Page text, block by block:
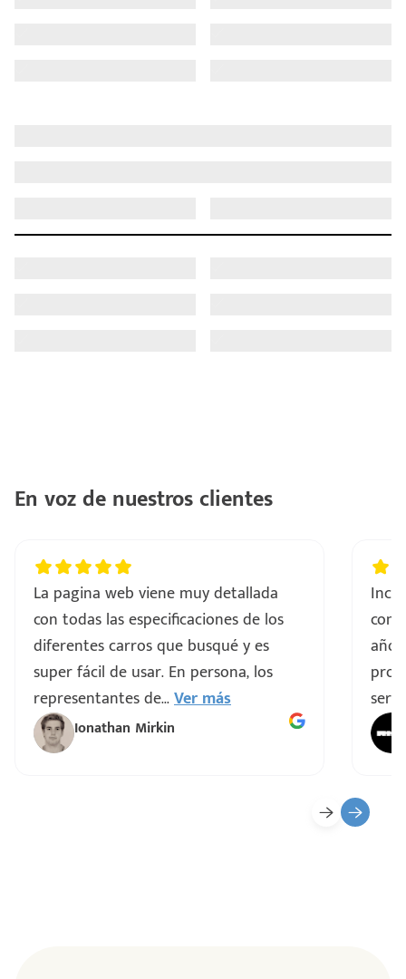
En voz de nuestros clientes
La pagina web viene muy detallada
con todas las especificaciones de los
diferentes carros que busqué y es
super fácil de usar. En persona, los
representantes de...Ver más
Ionathan Mirkin